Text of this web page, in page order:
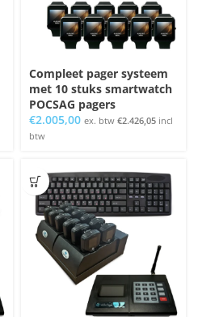
Compleet pager systeem
met 10 stuks smartwatch
POCSAG pagers
€2.005,00 ex. btw €2.426,05 incl
btw